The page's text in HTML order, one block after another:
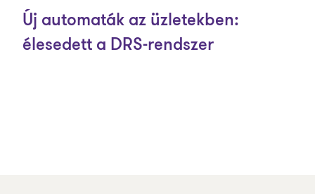
Új automaták az üzletekben:
élesedett a DRS-rendszer